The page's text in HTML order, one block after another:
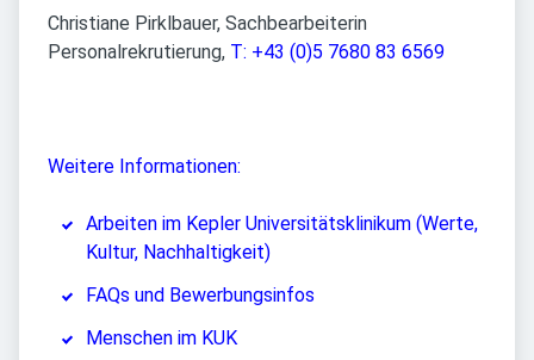
Christiane Pirklbauer, Sachbearbeiterin
Personalrekrutierung, T: +43 (0)5 7680 83 6569
Weitere Informationen:
Arbeiten im Kepler Universitätsklinikum (Werte,
Kultur, Nachhaltigkeit)
FAQs und Bewerbungsinfos
Menschen im KUK